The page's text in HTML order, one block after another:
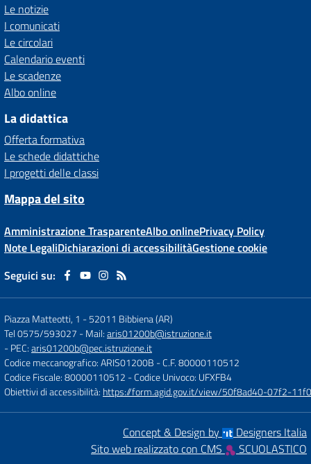
Le notizie
I comunicati
Le circolari
Calendario eventi
Le scadenze
Albo online
La didattica
Offerta formativa
Le schede didattiche
I progetti delle classi
Mappa del sito
Amministrazione TrasparenteAlbo onlinePrivacy Policy
Note LegaliDichiarazioni di accessibilitàGestione cookie
Seguici su:
Piazza Matteotti, 1 -52011 Bibbiena (AR)
Tel 0575/593027 - Mail:aris01200b@istruzione.it
- PEC:aris01200b@pec.istruzione.it
Codice meccanografico: ARIS01200B - C.F. 80000110512
Codice Fiscale: 80000110512 - Codice Univoco: UFXFB4
Obiettivi di accessibilità: https://form.agid.gov.it/view/50f8ad40-07f2-
Concept & Design by
Designers Italia
Sito web realizzato con CMS
SCUOLASTICO